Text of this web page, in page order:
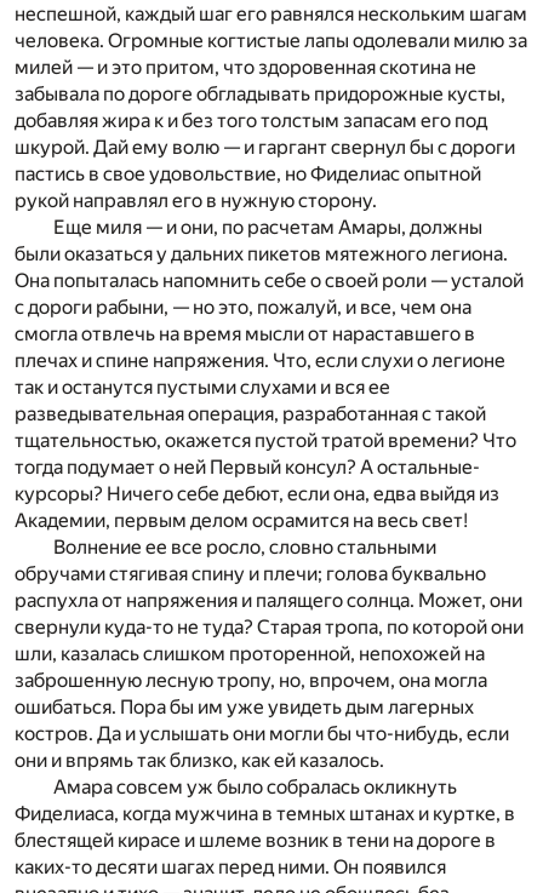
неспешной, каждый шаг его равнялся нескольким шагам
человека. Огром­ные когтистые лапы одолевали милю за
милей — и это притом, что здоровенная скотина не
забывала по дороге обгладывать­ придорожные кусты,
добавляя жира к и без того толстым запасам его под
шкурой. Дай ему волю — и гаргант свернул бы с дороги
пастись в свое удовольствие, но Фиделиас опытной
рукой направлял его в нужную сторону.­
Еще миля — и они, по расчетам Амары, должны
были оказаться у дальних пикетов мятежного легиона.
Она попыталась напомнить себе о своей роли — усталой
с дороги рабыни, — но это, пожалуй, и все, чем она
смогла отвлечь на время мысли от нараставшего в
плечах и спине напряжения. Что, если слухи о легионе
так и останутся пустыми слухами и вся ее
разведывательная операция, разработанная с такой
тщательностью, окажется пустой тратой времени? Что
тогда подумает о ней Первый консул? А остальные­
курсоры? Ничего себе дебют, если она, едва выйдя из
Академии, первым делом осрамится на весь свет!
Волнение ее все росло, словно стальными
обручами стягивая спину и плечи; голова буквально
распухла от напряжения и палящего солнца. Может, они
свернули куда-то не туда? Старая тропа, по которой они
шли, казалась слишком проторенной, непохожей на
заброшенную лесную тропу, но, впрочем, она могла
ошибаться. Пора бы им уже увидеть дым лагерных
костров. Да и услышать они могли бы что-нибудь, если
они и впрямь так близко, как ей казалось.
Амара совсем уж было собралась окликнуть
Фиделиаса, когда мужчина в темных штанах и куртке, в
блестящей кирасе и шлеме возник в тени на дороге в
каких-то десяти шагах перед ними. Он появился